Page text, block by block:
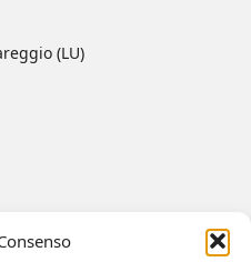
(LU)